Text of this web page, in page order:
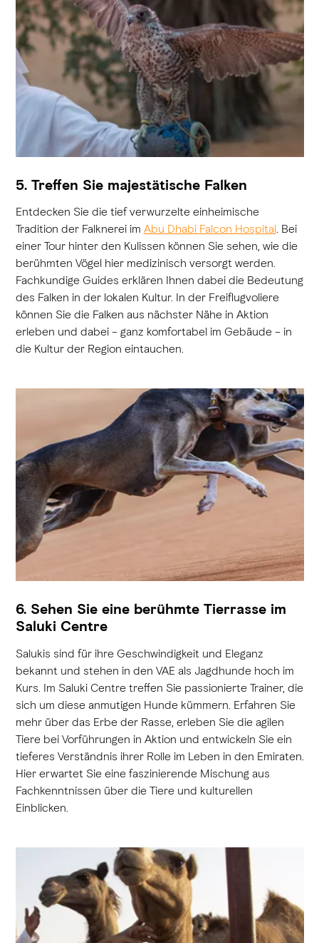
5. Treffen Sie majestätische Falken
Entdecken Sie die tief verwurzelte einheimische
Tradition der Falknerei im Abu Dhabi Falcon Hospital. Bei
einer Tour hinter den Kulissen können Sie sehen, wie die
berühmten Vögel hier medizinisch versorgt werden.
Fachkundige Guides erklären Ihnen dabei die Bedeutung
des Falken in der lokalen Kultur. In der Freiflugvoliere
können Sie die Falken aus nächster Nähe in Aktion
erleben und dabei – ganz komfortabel im Gebäude – in
die Kultur der Region eintauchen.
6. Sehen Sie eine berühmte Tierrasse im
Saluki Centre
Salukis sind für ihre Geschwindigkeit und Eleganz
bekannt und stehen in den VAE als Jagdhunde hoch im
Kurs. Im Saluki Centre treffen Sie passionierte Trainer, die
sich um diese anmutigen Hunde kümmern. Erfahren Sie
mehr über das Erbe der Rasse, erleben Sie die agilen
Tiere bei Vorführungen in Aktion und entwickeln Sie ein
tieferes Verständnis ihrer Rolle im Leben in den Emiraten.
Hier erwartet Sie eine faszinierende Mischung aus
Fachkenntnissen über die Tiere und kulturellen
Einblicken.